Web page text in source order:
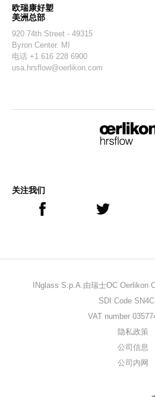
欧瑞康好塑
美洲总部
920 74th Street - 49315
Byron Center. MI
电话 +1 616 228 6900
usa.hrsflow@oerlikon.com
关注我们
INglass S.p.A.由瑞士OC Oerlikon
SDI Code
VAT number
隐私政策
公司信息
公司内网